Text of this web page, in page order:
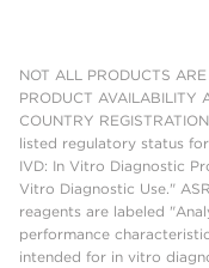
NOT ALL PRODUCTS
PRODUCT AVAILABILITY
COUNTRY
listed regulatory status
IVD: In Vitro Diagnostic
Vitro Diagnostic Use."
reagents are labeled
performance
intended for in vitro